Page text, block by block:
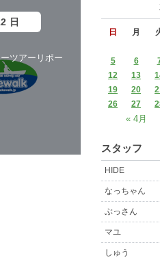
日
ツアーリポー
日 月
« 4月
5
6
12
13
19
20
26
27
スタッフ
HIDE
なっちゃん
ぶっさん
マユ
しゅう